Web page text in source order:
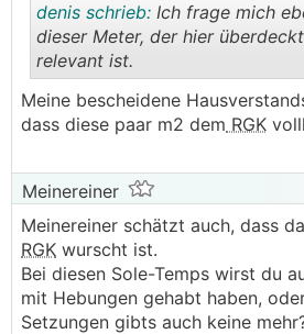
..
denis schrieb: Ich frage mich
dieser Meter, der hier
relevant ist.
Meine bescheidene
dass diese paar m2 dem RGK
Meinereiner
Meinereiner schätzt auch, dass
RGK wurscht ist.
Bei diesen Sole-Temps wirst du
mit Hebungen gehabt haben,
Setzungen gibts auch keine